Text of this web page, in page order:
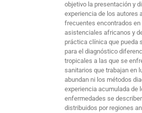
objetivo la presentación y
experiencia de los autores
frecuentes encontrados en
asistenciales africanos y
práctica clínica que pueda
para el diagnóstico
tropicales a las que se
sanitarios que trabajan en
abundan ni los métodos
experiencia acumulada de
enfermedades se
distribuidos por regiones